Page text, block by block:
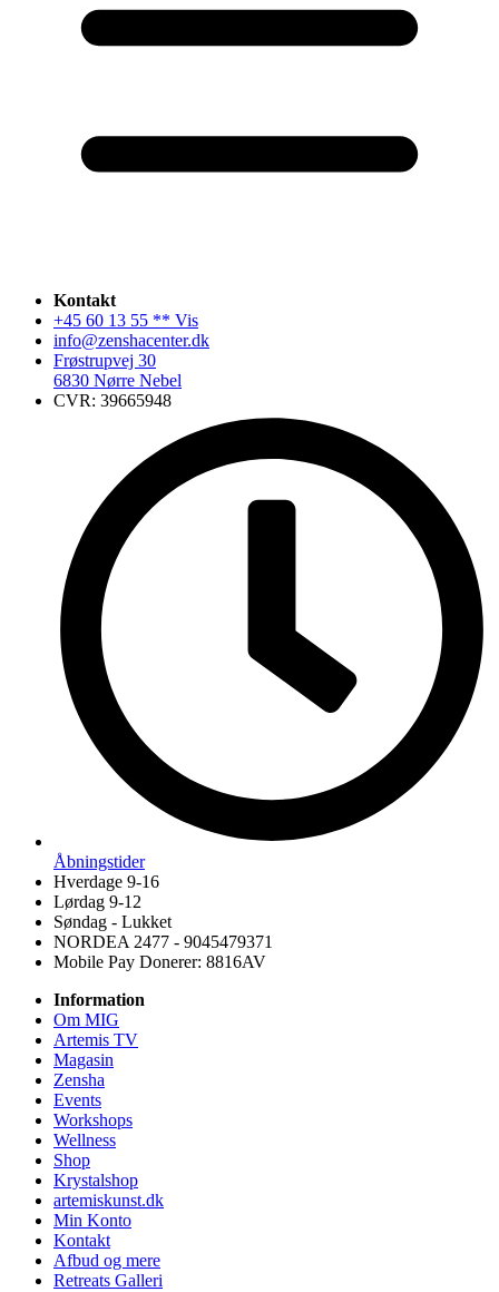
Kontakt
+45 60 13 55 ** Vis
info@zenshacenter.dk
Frøstrupvej 30
6830 Nørre Nebel
CVR: 39665948
Åbningstider
Hverdage 9-16
Lørdag 9-12
Søndag - Lukket
NORDEA 2477 - 9045479371
Mobile Pay Donerer: 8816AV
Information
Om MIG
Artemis TV
Magasin
Zensha
Events
Workshops
Wellness
Shop
Krystalshop
artemiskunst.dk
Min Konto
Kontakt
Afbud og mere
Retreats Galleri